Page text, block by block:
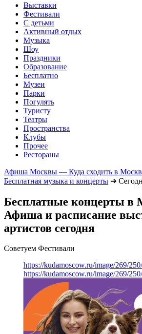
Выставки
Фестивали
С детьми
Активный отдых
Музыка
Шоу
Праздники
Образование
Бесплатно
Музеи
Парки
Погулять
Туристу
Театры
Пространства
Клубы
Прочее
Рестораны
Афиша Москвы — Куда сходить в
Бесплатная музыка и концерты ➔
Бесплатные концерты в
Афиша и расписание
артистов сегодня
Советуем Фестивали
https://kudamoscow.ru/image/269/
https://kudamoscow.ru/image/269/